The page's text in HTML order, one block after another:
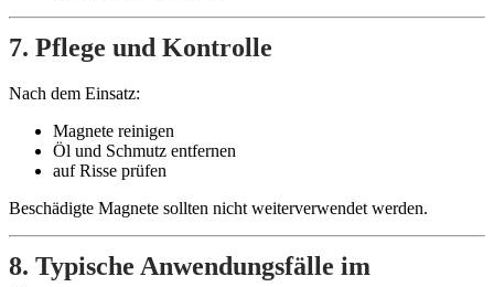
7. Pflege und Kontrolle
Nach dem Einsatz:
Magnete reinigen
Öl und Schmutz entfernen
auf Risse prüfen
Beschädigte Magnete sollten nicht weiterverwendet werden.
8. Typische Anwendungsfälle im